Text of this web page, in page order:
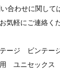
合わせに関して
気軽にご連絡く
ージ ビンテー
ユニセックス